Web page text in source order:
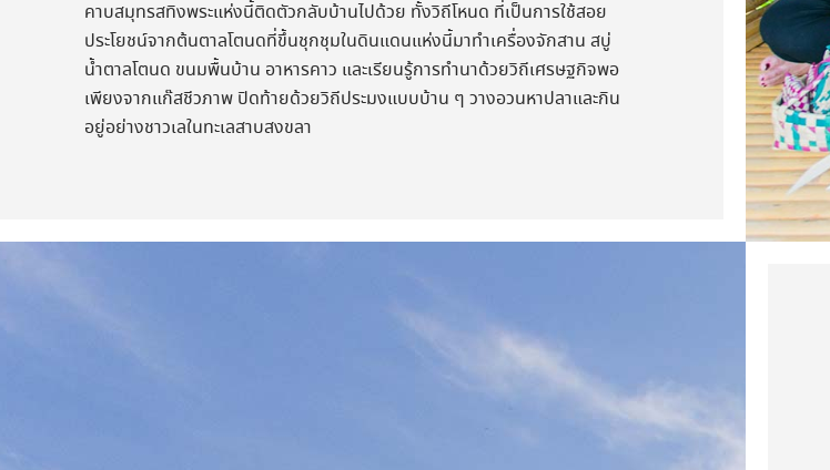
คาบสมุทรสทิงพระแห่งนี้ติดตัวกลับบ้านไปด้วย ทั้งวิถีโหนด ที่เป็นการใช้สอย
ประโยชน์จากต้นตาลโตนดที่ขึ้นชุกชุมในดินแดนแห่งนี้มาทำเครื่องจักสาน สบู่
น้ำตาลโตนด ขนมพื้นบ้าน อาหารคาว และเรียนรู้การทำนาด้วยวิถีเศรษฐกิจพอ
เพียงจากแก๊สชีวภาพ ปิดท้ายด้วยวิถีประมงแบบบ้าน ๆ วางอวนหาปลาและกิน
อยู่อย่างชาวเลในทะเลสาบสงขลา